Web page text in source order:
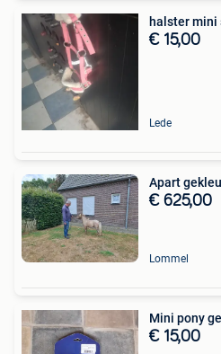
halster
€ 15,00
Lede
Apart
€ 625,00
Lommel
Mini pony
€ 15,00